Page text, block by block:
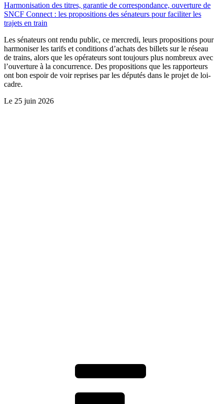
Harmonisation des titres, garantie de correspondance, ouverture de
SNCF Connect : les propositions des sénateurs pour faciliter les
trajets en train
Les sénateurs ont rendu public, ce mercredi, leurs propositions pour
harmoniser les tarifs et conditions d’achats des billets sur le réseau
de trains, alors que les opérateurs sont toujours plus nombreux avec
l’ouverture à la concurrence. Des propositions que les rapporteurs
ont bon espoir de voir reprises par les députés dans le projet de loi-
cadre.
Le 25 juin 2026